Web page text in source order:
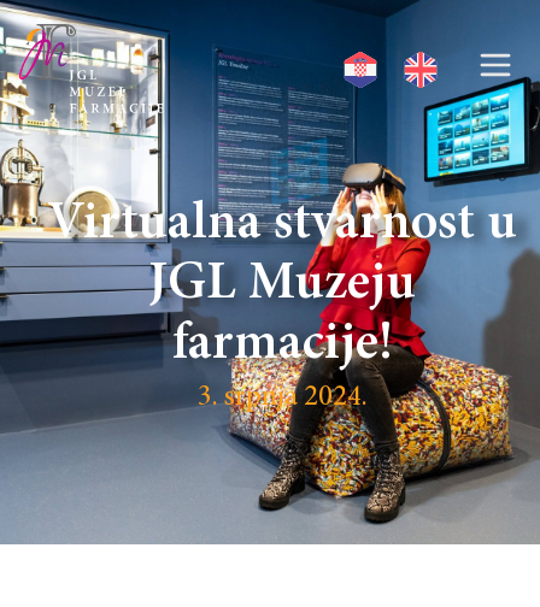
Virtualna stvarnost u
JGL Muzeju
farmacije!
3. srpnja 2024.